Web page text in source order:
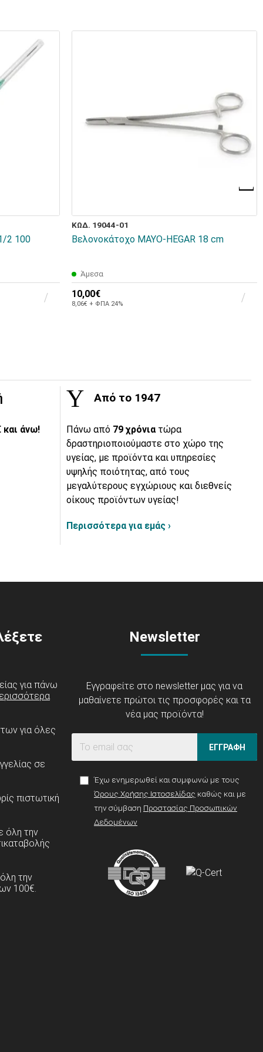
2 100
ΚΩΔ. 19044-01
Βελονοκάτοχο MAYO-HEGAR 18 cm
Άμεσα
10,00€
8,06€ + ΦΠΑ 24%
και άνω!
Από το 1947
Πάνω από 79 χρόνια τώρα
δραστηριοποιούμαστε στο χώρο της
υγείας, με προϊόντα και υπηρεσίες
υψηλής ποιότητας, από τους
μεγαλύτερους εγχώριους και διεθνείς
οίκους προϊόντων υγείας!
Περισσότερα για εμάς ›
για πάνω
για όλες
σε
πιστωτική
όλη την
την
100€.
Newsletter
Εγγραφείτε στο newsletter μας για να
μαθαίνετε πρώτοι τις προσφορές και τα
νέα μας προϊόντα!
ΕΓΓΡΑΦΗ
Έχω ενημερωθεί και συμφωνώ με τους
Όρους Χρήσης Ιστοσελίδας καθώς και με
την σύμβαση Προστασίας Προσωπικών
Δεδομένων